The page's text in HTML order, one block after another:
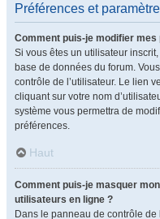
Préférences et
Comment puis-je modifier
Si vous êtes un utilisateur
base de données du forum.
contrôle de l’utilisateur. Le lien
cliquant sur votre nom
système vous permettra de
préférences.
Haut
Comment puis-je masquer
utilisateurs en ligne ?
Dans le panneau de contrôle de